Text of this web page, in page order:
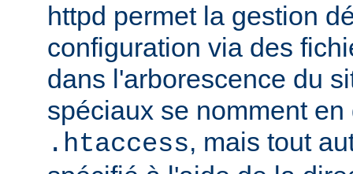
httpd permet la gestion
configuration via des
dans l'arborescence du
spéciaux se nomment en
.htaccess, mais tout